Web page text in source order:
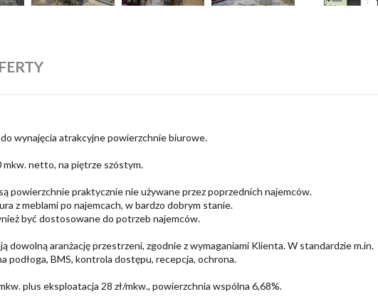
do wynajęcia atrakcyjne powierzchnie biurowe.
mkw. netto, na piętrze szóstym.
powierzchnie praktycznie nie używane przez poprzednich najemców.
z meblami po najemcach, w bardzo dobrym stanie.
być dostosowane do potrzeb najemców.
dowolną aranżację przestrzeni, zgodnie z wymaganiami Klienta. W standardzie m.in.
podłoga, BMS, kontrola dostępu, recepcja, ochrona.
plus eksploatacja 28 zł/mkw., powierzchnia wspólna 6,68%.